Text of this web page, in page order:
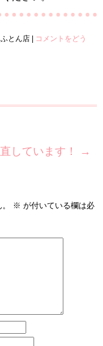
とん店 コメントをどう
しています！ →
※ が付いている欄は必